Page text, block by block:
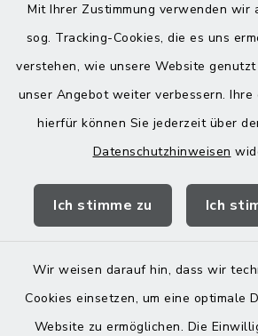
Mit Ihrer Zustimmung verwenden wir
sog. Tracking-Cookies, die es uns
verstehen, wie unsere Website
unser Angebot weiter verbessern.
hierfür können Sie jederzeit über
Datenschutzhinweisen
Ich stimme zu Ich
Wir weisen darauf hin, dass wir
Cookies einsetzen, um eine optimale
Website zu ermöglichen. Die
08076 499
08076 8595
poststelle@vg-
Landratsamt Mühldorf